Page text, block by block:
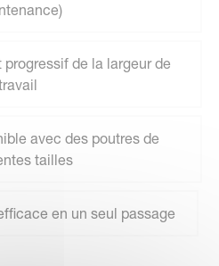
de la largeur de
avec des poutres de
tailles
en un seul passage